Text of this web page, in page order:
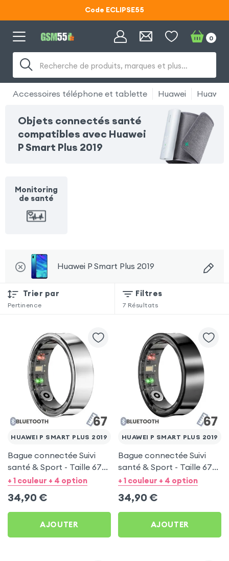
Code ECLIPSE55
Recherche de produits, marques et plus…
0
Accessoires téléphone et tablette Huawei Huawei
Objets connectés santé
compatibles avec Huawei
P Smart Plus 2019
Monitoring
de santé
Huawei P Smart Plus 2019
Trier par
Pertinence
Filtres
7 Résultats
HUAWEI P SMART PLUS 2019
Bague connectée Suivi
santé & Sport - Taille 67
Argent
+ 1 couleur + 4 option
34,90 €
AJOUTER
HUAWEI P SMART PLUS 2019
Bague connectée Suivi
santé & Sport - Taille 67
Noir
+ 1 couleur + 4 option
34,90 €
AJOUTER